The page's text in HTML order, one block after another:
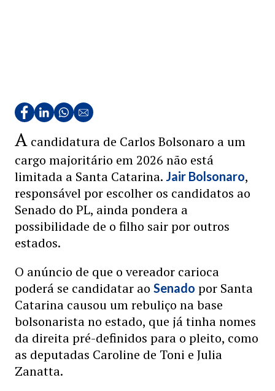
A candidatura de Carlos Bolsonaro a um
cargo majoritário em 2026 não está
limitada a Santa Catarina. Jair Bolsonaro,
responsável por escolher os candidatos ao
Senado do PL, ainda pondera a
possibilidade de o filho sair por outros
estados.
O anúncio de que o vereador carioca
poderá se candidatar ao Senado por Santa
Catarina causou um rebuliço na base
bolsonarista no estado, que já tinha nomes
da direita pré-definidos para o pleito, como
as deputadas Caroline de Toni e Julia
Zanatta.